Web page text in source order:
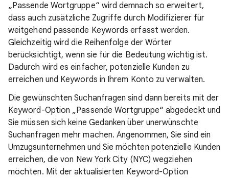
„Passende Wortgruppe“ wird demnach so erweitert,
dass auch zusätzliche Zugriffe durch Modifizierer für
weitgehend passende Keywords erfasst werden.
Gleichzeitig wird die Reihenfolge der Wörter
berücksichtigt, wenn sie für die Bedeutung wichtig ist.
Dadurch wird es einfacher, potenzielle Kunden zu
erreichen und Keywords in Ihrem Konto zu verwalten.
Die gewünschten Suchanfragen sind dann bereits mit der
Keyword-Option „Passende Wortgruppe“ abgedeckt und
Sie müssen sich keine Gedanken über unerwünschte
Suchanfragen mehr machen. Angenommen, Sie sind ein
Umzugsunternehmen und Sie möchten potenzielle Kunden
erreichen, die von New York City (NYC) wegziehen
möchten. Mit der aktualisierten Keyword-Option